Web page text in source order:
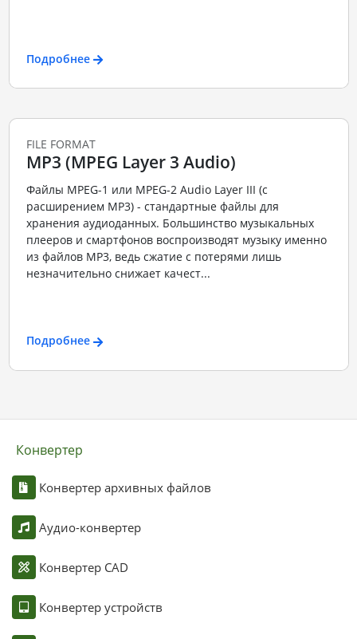
Подробнее
FILE FORMAT
MP3 (MPEG Layer 3 Audio)
Файлы MPEG-1 или MPEG-2 Audio Layer III (с
расширением MP3) - стандартные файлы для
хранения аудиоданных. Большинство музыкальных
плееров и смартфонов воспроизводят музыку именно
из файлов MP3, ведь сжатие с потерями лишь
незначительно снижает качест...
Подробнее
Конвертер
Конвертер архивных файлов
Аудио-конвертер
Конвертер CAD
Конвертер устройств